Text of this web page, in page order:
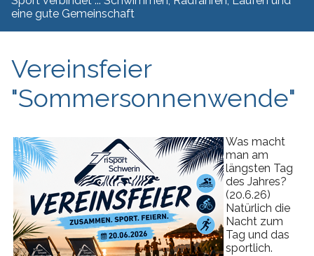
eine gute Gemeinschaft
Vereinsfeier
"Sommersonnenwende"
Was macht
man am
längsten Tag
des Jahres?
(20.6.26)
Natürlich die
Nacht zum
Tag und das
sportlich.